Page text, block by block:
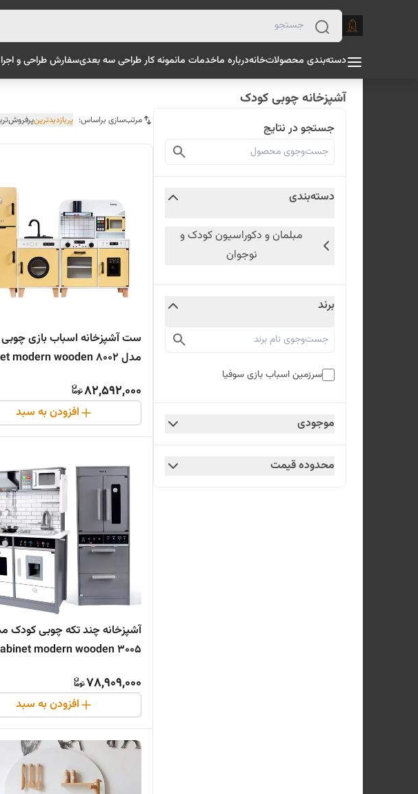
دسته‌بندی محصولاتخانهدرباره ماخدمات مانمونه کار طراحی سه بعدیسفارش طراحی و اجرا
آشپزخانه چوبی کودک
جستجو در نتایج
دسته‌بندی
مبلمان و دکوراسیون کودک و
نوجوان
برند
سرزمین اسباب بازی سوفیا
موجودی
محدوده قیمت
مرتب‌سازی براساس: پربازدیدترین
ست آشپزخانه اسباب بازی
مدل 8002 cabinet modern wooden
82,592,000
افزودن به سبد
آشپزخانه چند تکه چوبی کودک
3005 cabinet modern wooden
78,909,000
افزودن به سبد